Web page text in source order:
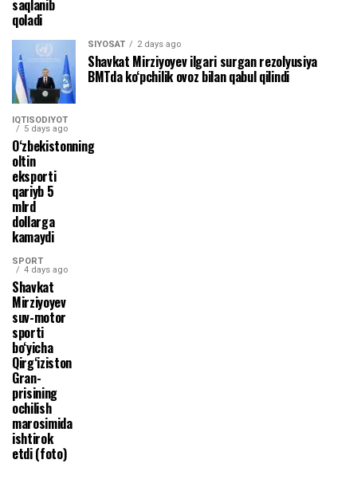
saqlanib
qoladi
SIYOSAT 2 days ago
Shavkat Mirziyoyev ilgari surgan rezolyusiya
BMTda ko‘pchilik ovoz bilan qabul qilindi
IQTISODIYOT
5 days ago
O‘zbekistonning
oltin
eksporti
qariyb 5
mlrd
dollarga
kamaydi
SPORT
4 days ago
Shavkat
Mirziyoyev
suv-motor
sporti
bo‘yicha
Qirg‘iziston
Gran-
prisining
ochilish
marosimida
ishtirok
etdi (foto)